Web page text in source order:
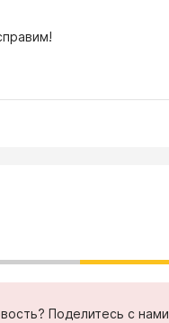
Поделитесь с нами